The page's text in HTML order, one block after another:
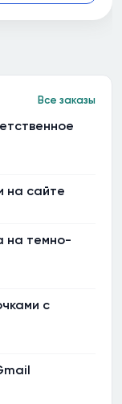
Все заказы
на сайте
на темно-
с